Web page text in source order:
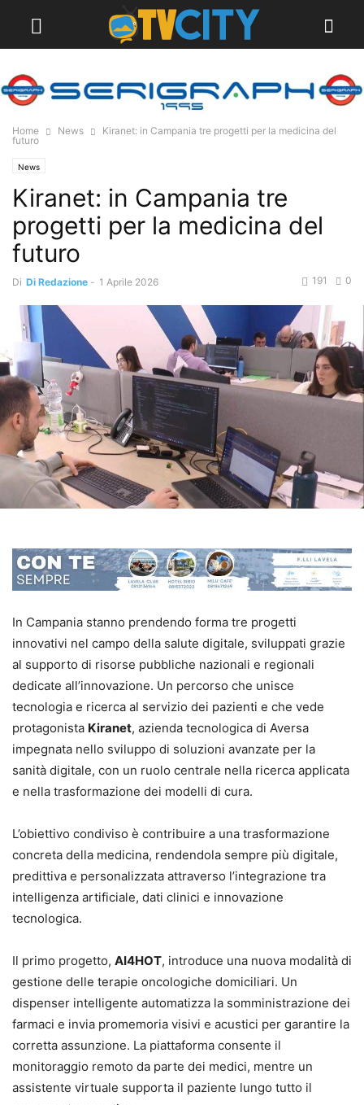
Home News
Kiranet: in Campania tre progetti per la medicina del
futuro
News
Kiranet: in Campania tre
progetti per la medicina del
futuro
Di Di Redazione - 1 Aprile 2026 0
191
In Campania stanno prendendo forma tre progetti
innovativi nel campo della salute digitale, sviluppati grazie
al supporto di risorse pubbliche nazionali e regionali
dedicate all’innovazione. Un percorso che unisce
tecnologia e ricerca al servizio dei pazienti e che vede
protagonista Kiranet, azienda tecnologica di Aversa
impegnata nello sviluppo di soluzioni avanzate per la
sanità digitale, con un ruolo centrale nella ricerca applicata
e nella trasformazione dei modelli di cura.
L’obiettivo condiviso è contribuire a una trasformazione
concreta della medicina, rendendola sempre più digitale,
predittiva e personalizzata attraverso l’integrazione tra
intelligenza artificiale, dati clinici e innovazione
tecnologica.
Il primo progetto, AI4HOT, introduce una nuova modalità di
gestione delle terapie oncologiche domiciliari. Un
dispenser intelligente automatizza la somministrazione dei
farmaci e invia promemoria visivi e acustici per garantire la
corretta assunzione. La piattaforma consente il
monitoraggio remoto da parte dei medici, mentre un
assistente virtuale supporta il paziente lungo tutto il